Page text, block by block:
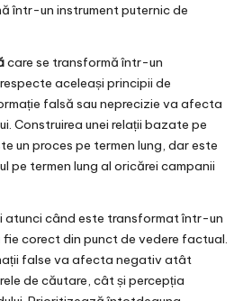
într-un instrument puternic de
care se transformă într-un
aceleași principii de
falsă sau neprecizie va afecta
Construirea unei relații bazate pe
un proces pe termen lung, dar este
pe termen lung al oricărei campanii
atunci când este transformat într-un
fie corect din punct de vedere factual.
false va afecta negativ atât
de căutare, cât și percepția